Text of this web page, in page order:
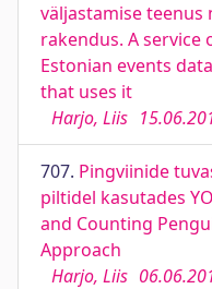
väljastamise teenus
rakendus. A
Estonian events
that uses it
Harjo, Liis
707. Pingviinide
piltidel kasutades
and Counting
Approach
Harjo, Liis